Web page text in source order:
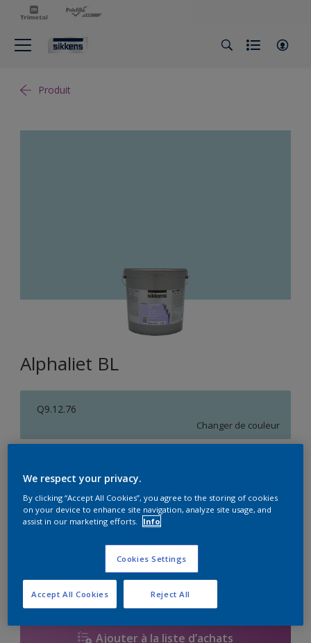
Produit
Alphaliet BL
Q9.12.76
Changer de couleur
5L
Quantité Calculateur de peinture
Ajouter à la liste d’achats
We respect your privacy.
By clicking “Accept All Cookies”, you agree to the storing of cookies
on your device to enhance site navigation, analyze site usage, and
assist in our marketing efforts.
Info
Cookies Settings
Reject All
Accept All Cookies